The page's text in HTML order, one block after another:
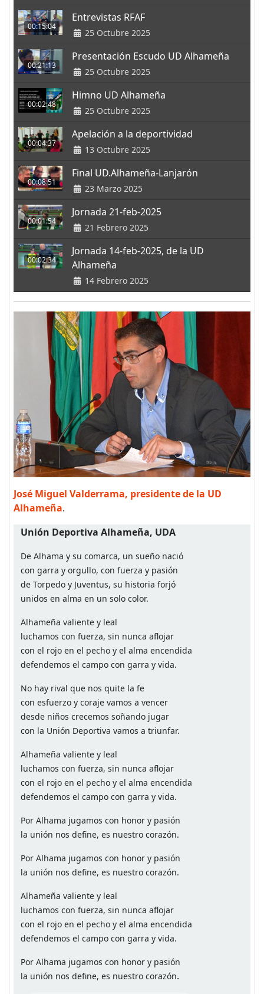
00:15:04
Entrevistas RFAF
25 Octubre 2025
00:21:13
Presentación Escudo UD Alhameña
25 Octubre 2025
00:02:48
Himno UD Alhameña
25 Octubre 2025
00:04:37
Apelación a la deportividad
13 Octubre 2025
00:08:51
Final UD.Alhameña-Lanjarón
23 Marzo 2025
00:01:54
Jornada 21-feb-2025
21 Febrero 2025
00:02:34
Jornada 14-feb-2025, de la UD
Alhameña
14 Febrero 2025
José Miguel Valderrama, presidente de la UD
Alhameña.
Unión Deportiva Alhameña, UDA
De Alhama y su comarca, un sueño nació
con garra y orgullo, con fuerza y pasión
de Torpedo y Juventus, su historia forjó
unidos en alma en un solo color.
Alhameña valiente y leal
luchamos con fuerza, sin nunca aflojar
con el rojo en el pecho y el alma encendida
defendemos el campo con garra y vida.
No hay rival que nos quite la fe
con esfuerzo y coraje vamos a vencer
desde niños crecemos soñando jugar
con la Unión Deportiva vamos a triunfar.
Alhameña valiente y leal
luchamos con fuerza, sin nunca aflojar
con el rojo en el pecho y el alma encendida
defendemos el campo con garra y vida.
Por Alhama jugamos con honor y pasión
la unión nos define, es nuestro corazón.
Por Alhama jugamos con honor y pasión
la unión nos define, es nuestro corazón.
Alhameña valiente y leal
luchamos con fuerza, sin nunca aflojar
con el rojo en el pecho y el alma encendida
defendemos el campo con garra y vida.
Por Alhama jugamos con honor y pasión
la unión nos define, es nuestro corazón.